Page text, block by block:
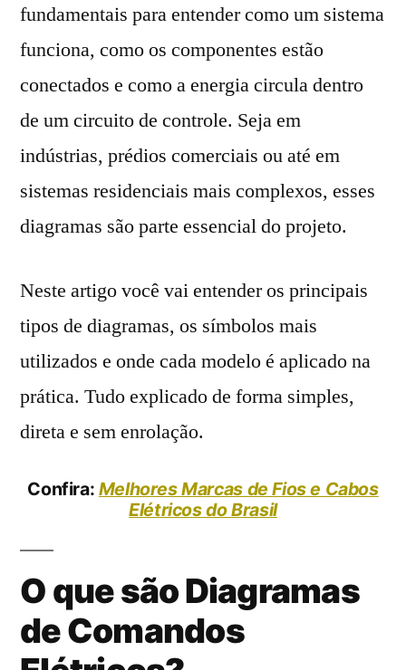
fundamentais para entender como um sistema
funciona, como os componentes estão
conectados e como a energia circula dentro
de um circuito de controle. Seja em
indústrias, prédios comerciais ou até em
sistemas residenciais mais complexos, esses
diagramas são parte essencial do projeto.
Neste artigo você vai entender os principais
tipos de diagramas, os símbolos mais
utilizados e onde cada modelo é aplicado na
prática. Tudo explicado de forma simples,
direta e sem enrolação.
Confira: Melhores Marcas de Fios e Cabos
Elétricos do Brasil
O que são Diagramas
de Comandos